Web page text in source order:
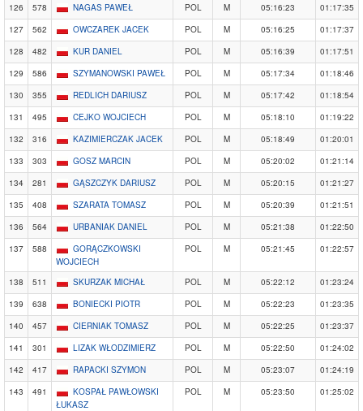
126
578 NAGAS PAWEŁ POL M 05:16:23
01:17:35
127
562 OWCZAREK JACEK POL M 05:16:25
01:17:37
128
482 KUR DANIEL POL M 05:16:39
01:17:51
129
586 SZYMANOWSKI PAWEŁ POL M 05:17:34
01:18:46
130
355 REDLICH DARIUSZ POL M 05:17:42
01:18:54
131
495 CEJKO WOJCIECH POL M 05:18:10
01:19:22
132
316 KAZIMIERCZAK JACEK POL M 05:18:49
01:20:01
133
303 GOSZ MARCIN POL M 05:20:02
01:21:14
134
281 GĄSZCZYK DARIUSZ POL M 05:20:15
01:21:27
135
408 SZARATA TOMASZ POL M 05:20:39
01:21:51
136
564 URBANIAK DANIEL POL M 05:21:38
01:22:50
137
588
GORĄCZKOWSKI
WOJCIECH
POL M 05:21:45 01:22:57
138 511 SKURZAK MICHAŁ POL M 05:22:12
01:23:24
139
638 BONIECKI PIOTR POL M 05:22:23
01:23:35
140
457 CIERNIAK TOMASZ POL M 05:22:25
01:23:37
141
301 LIZAK WŁODZIMIERZ POL M 05:22:50
01:24:02
142
417 RAPACKI SZYMON POL M 05:23:07
01:24:19
143
491
KOSPAŁ PAWŁOWSKI
ŁUKASZ
POL M 05:23:50 01:25:02